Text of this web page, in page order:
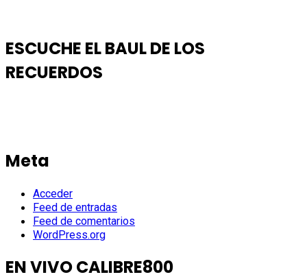
ESCUCHE EL BAUL DE LOS
RECUERDOS
Meta
Acceder
Feed de entradas
Feed de comentarios
WordPress.org
EN VIVO CALIBRE800